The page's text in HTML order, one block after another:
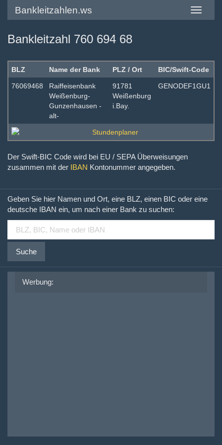
Toggle
Bankleitzahlen.ws
Bankleitzahl 760 694 68
BLZ Name der Bank PLZ / Ort BIC/Swift-Code
76069468
Raiffeisenbank
Weißenburg-
Gunzenhausen -
alt-
91781
Weißenburg
i.Bay.
GENODEF1GU1
Der Swift-BIC Code wird bei EU / SEPA Überweisungen
zusammen mit der IBAN Kontonummer angegeben.
Geben Sie hier Namen und Ort, eine BLZ, einen BIC oder eine
deutsche IBAN ein, um nach einer Bank zu suchen:
Suche
Werbung: